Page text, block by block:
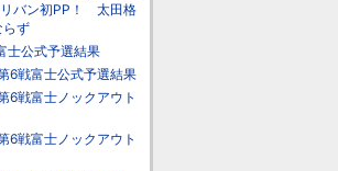
バン初PP！ 太田格
らず
士公式予選結果
6戦富士公式予選結果
6戦富士ノックアウト
6戦富士ノックアウト